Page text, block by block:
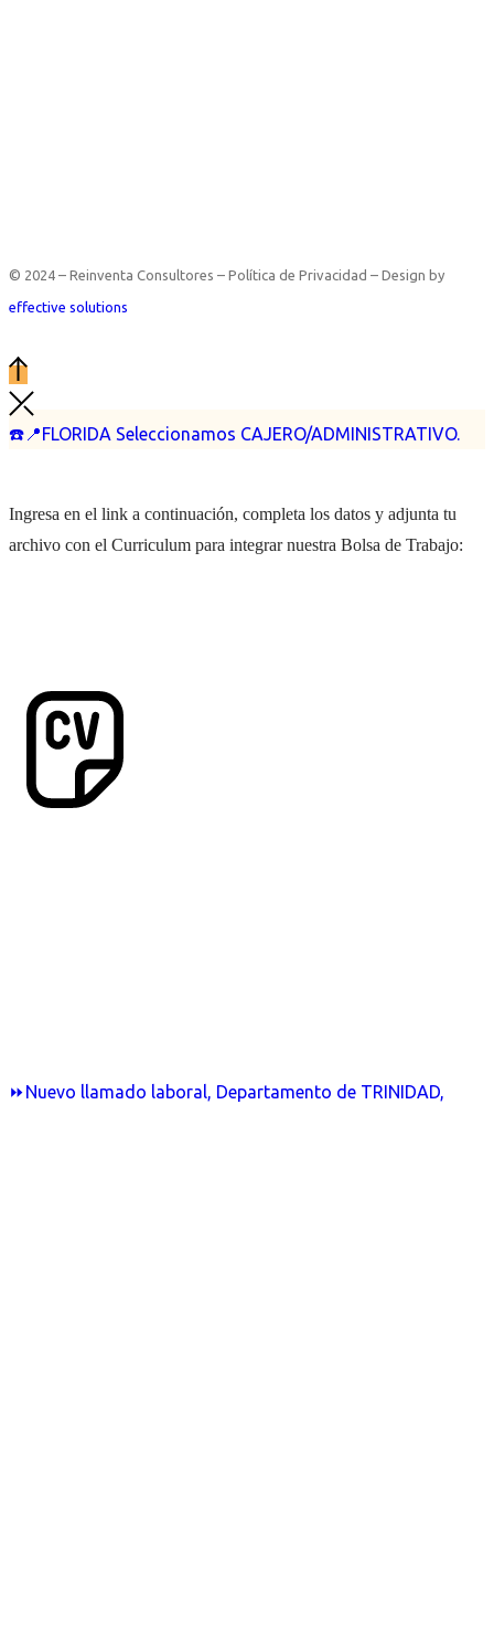
☎️📍FLORIDA Seleccionamos CAJERO/ADMINISTRATIVO.
⏩Nuevo llamado laboral, Departamento de TRINIDAD,
© 2024 – Reinventa Consultores – Política de Privacidad – Design by
effective solutions
Ingresa en el link a continuación, completa los datos y adjunta tu
archivo con el Curriculum para integrar nuestra Bolsa de Trabajo: